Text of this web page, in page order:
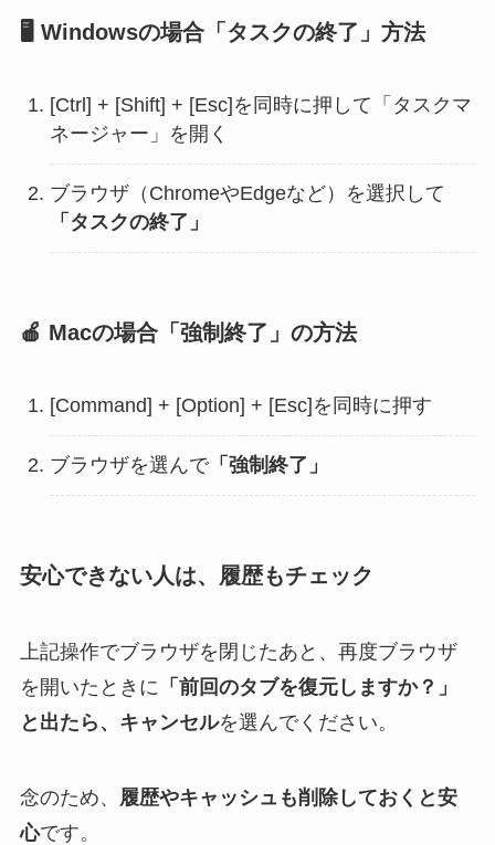
🖥 Windowsの場合「タスクの終了」方法
[Ctrl] + [Shift] + [Esc]を同時に押して「タスクマ
ネージャー」を開く
ブラウザ（ChromeやEdgeなど）を選択して
「タスクの終了」
🍎 Macの場合「強制終了」の方法
[Command] + [Option] + [Esc]を同時に押す
ブラウザを選んで「強制終了」
安心できない人は、履歴もチェック
上記操作でブラウザを閉じたあと、再度ブラウザ
を開いたときに 「前回のタブを復元しますか？」
と出たら、キャンセルを選んでください。
念のため、
履歴やキャッシュも削除しておくと安
心です。